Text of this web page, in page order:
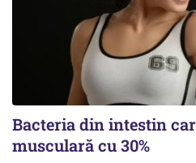
Bacteria din intestin
musculară cu 30%